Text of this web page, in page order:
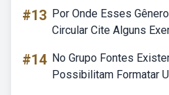
#13 Por Onde Esses
Circular Cite Alguns
#14 No Grupo Fontes
Possibilitam Formatar